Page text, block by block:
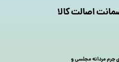
اصالت کالا
کفشهای چرم مردانه مجلسی و